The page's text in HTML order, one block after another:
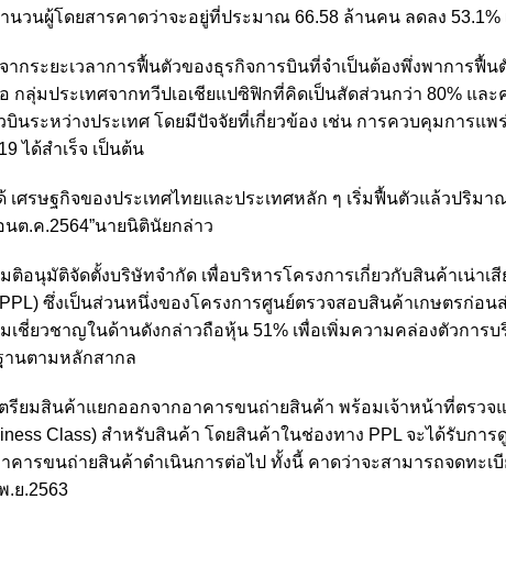
นวนผู้โดยสารคาดว่าจะอยู่ที่ประมาณ 66.58 ล้านคน ลดลง 53.1%
กระยะเวลาการฟื้นตัวของธุรกิจการบินที่จำเป็นต้องพึ่งพาการฟื้น
กลุ่มประเทศจากทวีปเอเชียแปซิฟิกที่คิดเป็นสัดส่วนกว่า 80% แล
นระหว่างประเทศ โดยมีปัจจัยที่เกี่ยวข้อง เช่น การควบคุมการแพ
ได้สำเร็จ เป็นต้น
ศรษฐกิจของประเทศไทยและประเทศหลัก ๆ เริ่มฟื้นตัวแล้วปริม
ต.ค.2564”นายนิตินัยกล่าว
อนุมัติจัดตั้งบริษัทจำกัด เพื่อบริหารโครงการเกี่ยวกับสินค้าเน่าเ
ซึ่งเป็นส่วนหนึ่งของโครงการศูนย์ตรวจสอบสินค้าเกษตรก่อน
ชี่ยวชาญในด้านดังกล่าวถือหุ้น 51% เพื่อเพิ่มความคล่องตัวการ
นตามหลักสากล
รียมสินค้าแยกออกจากอาคารขนถ่ายสินค้า พร้อมเจ้าหน้าที่ตรวจ
Class) สำหรับสินค้า โดยสินค้าในช่องทาง PPL จะได้รับกา
คารขนถ่ายสินค้าดำเนินการต่อไป ทั้งนี้ คาดว่าจะสามารถจดทะเ
.ย.2563